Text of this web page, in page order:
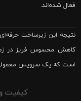
فعال شده‌اند.
نتیجه این زیرساخت
کاهش محسوس فریز در
است که یک سرویس
کیفیت